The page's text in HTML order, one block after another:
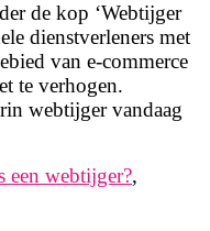
de kop ‘Webtijger
dienstverleners met
van e-commerce
te verhogen.
webtijger vandaag
een webtijger?,